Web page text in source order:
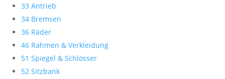
33 Antrieb
34 Bremsen
36 Räder
46 Rahmen & Verkleidung
51 Spiegel & Schlösser
52 Sitzbank